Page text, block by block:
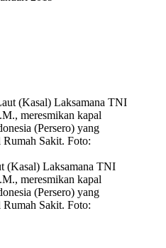
(Kasal) Laksamana TNI
meresmikan kapal
(Persero) yang
Sakit. Foto: